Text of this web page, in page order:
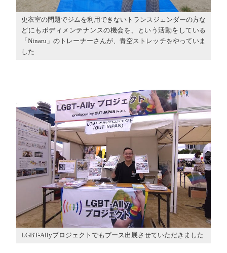
更衣室の問題でジムを利用できないトランスジェンダーの方な
どにもボディメンテナンスの機会を、という活動をしている
「Ninaru」のトレーナーさんが、青空ストレッチをやっていま
した
LGBT-Allyプロジェクトでもブース出展させていただきました